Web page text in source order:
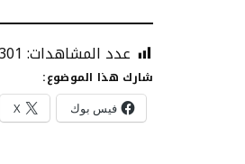
عدد المشاهدات:
شارك هذا الموضوع:
فيس بوك X